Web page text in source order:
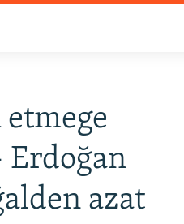
etmege
Erdoğan
azat